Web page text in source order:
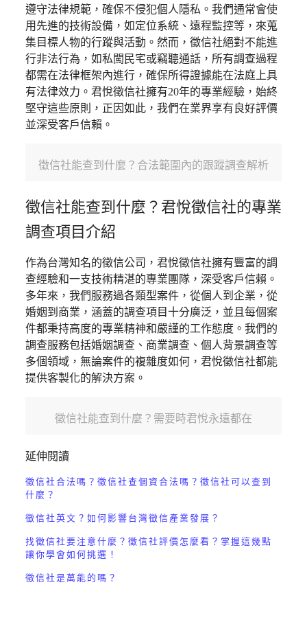
遵守法律規範，確保不侵犯個人隱私。我們通常會使
用先進的技術設備，如定位系統、遠程監控等，來蒐
集目標人物的行蹤與活動。然而，徵信社絕對不能進
行非法行為，如私闖民宅或竊聽通話，所有調查過程
都需在法律框架內進行，確保所得證據能在法庭上具
有法律效力。君悅徵信社擁有20年的專業經驗，始終
堅守這些原則，正因如此，我們在業界享有良好評價
並深受客戶信賴。
徵信社能查到什麼？合法範圍內的跟蹤調查解析
徵信社能查到什麼？君悅徵信社的專業
調查項目介紹
作為台灣知名的徵信公司，君悅徵信社擁有豐富的調
查經驗和一支技術精湛的專業團隊，深受客戶信賴。
多年來，我們服務過各類型案件，從個人到企業，從
婚姻到商業，涵蓋的調查項目十分廣泛，並且每個案
件都秉持高度的專業精神和嚴謹的工作態度。我們的
調查服務包括婚姻調查、商業調查、個人背景調查等
多個領域，無論案件的複雜度如何，君悅徵信社都能
提供客製化的解決方案。
徵信社能查到什麼？需要時君悅永遠都在
延伸閱讀
徵信社合法嗎？徵信社查個資合法嗎？徵信社可以查到
什麼？
徵信社英文？如何影響台灣徵信產業發展？
找徵信社要注意什麼？徵信社評價怎麼看？掌握這幾點
讓你學會如何挑選！
徵信社是萬能的嗎？